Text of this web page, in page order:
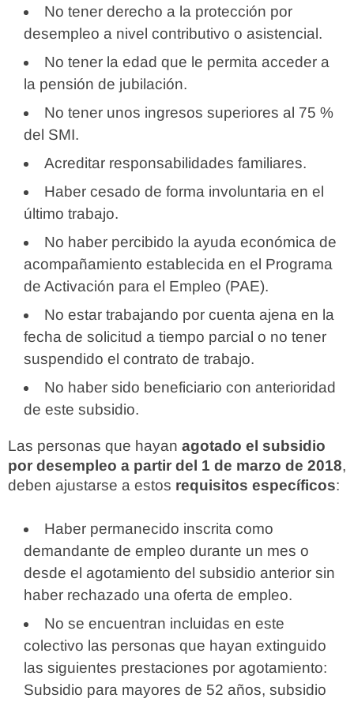
No tener derecho a la protección por
desempleo a nivel contributivo o asistencial.
No tener la edad que le permita acceder a
la pensión de jubilación.
No tener unos ingresos superiores al 75 %
del SMI.
Acreditar responsabilidades familiares.
Haber cesado de forma involuntaria en el
último trabajo.
No haber percibido la ayuda económica de
acompañamiento establecida en el Programa
de Activación para el Empleo (PAE).
No estar trabajando por cuenta ajena en la
fecha de solicitud a tiempo parcial o no tener
suspendido el contrato de trabajo.
No haber sido beneficiario con anterioridad
de este subsidio.
Las personas que hayan agotado el subsidio
por desempleo a partir del 1 de marzo de 2018,
deben ajustarse a estos requisitos específicos:
Haber permanecido inscrita como
demandante de empleo durante un mes o
desde el agotamiento del subsidio anterior sin
haber rechazado una oferta de empleo.
No se encuentran incluidas en este
colectivo las personas que hayan extinguido
las siguientes prestaciones por agotamiento:
Subsidio para mayores de 52 años, subsidio